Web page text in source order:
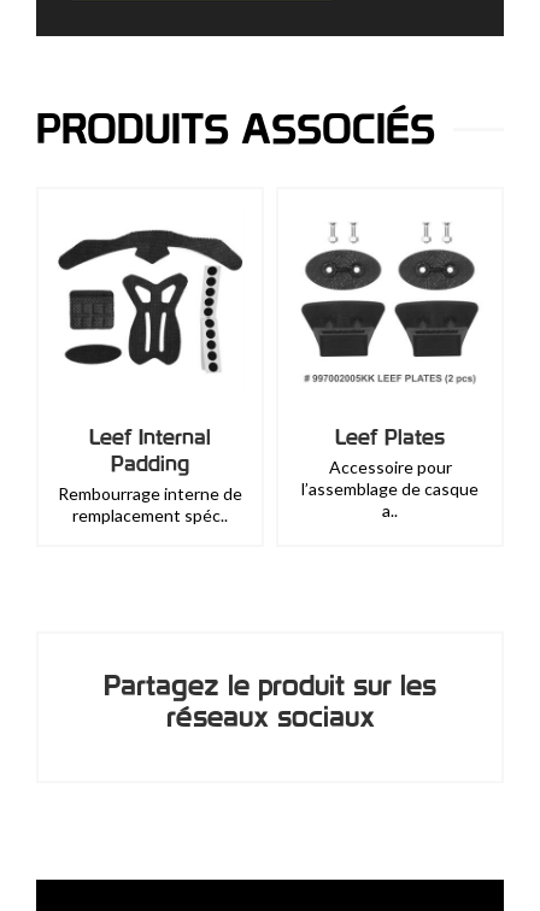
PRODUITS ASSOCIÉS
Leef Internal
Padding
Rembourrage interne de
remplacement spéc..
Leef Plates
Accessoire pour
l’assemblage de casque
a..
Partagez le produit sur les
réseaux sociaux